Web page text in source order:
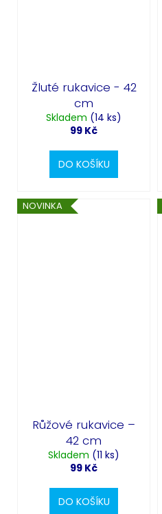
Žluté rukavice - 42
cm
Skladem (14 ks)
99 Kč
DO KOŠÍKU
NOVINKA
Růžové rukavice –
42 cm
Skladem (11 ks)
99 Kč
DO KOŠÍKU